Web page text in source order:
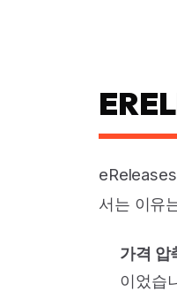
서는 이유
가격 압
이었습